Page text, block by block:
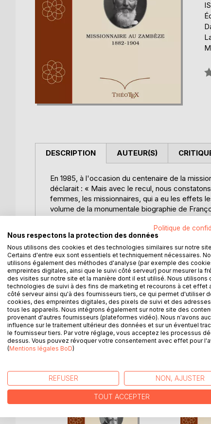
DESCRIPTION
En 1985, à l'occasion du centenaire de la
déclarait : « Mais avec le recul, nous
femmes, les missionnaires, qui a eu les effets
volume de la monumentale biographie de
conditions particulièrement difficiles dans
dernier retour en Europe, avant de repartir
dernier écrivait quelques jours plus tard, dans
rendre V. A. attentive au magnifique ouvrage
sur l'oeuvre missionnaire accomplie au
testament de Livingstone, mourant à genoux,
sent humilié, au milieu du bien-être dont on
notre civilisation, quand l'on compare sa vie à
journalier ! » Cette édition ThéoTeX reproduit
AUTEUR(S)
D’AUTRES TITRES À
Politique de
Nous respectons la protection des données
Nous utilisons des cookies et des technologies similaires sur notre
Certains d'entre eux sont essentiels et techniquement nécessaires.
utilisons également des méthodes d'analyse (par exemple des
empreintes digitales, ainsi que le suivi côté serveur) pour mesurer la
des visites sur notre site et la manière dont il est utilisé. Nous utilisons
technologies de suivi à des fins de marketing et recourons à cet effet
côté serveur ainsi qu'à des fournisseurs tiers, ce qui permet d'utiliser
cookies, des empreintes digitales, des pixels de suivi et des adresses
tous les appareils. Nous intégrons également sur notre site des
provenant d'autres fournisseurs (plateformes vidéo). Nous n'avons
influence sur le traitement ultérieur des données et sur un éventuel
le fournisseur tiers. Par votre réglage, vous acceptez les processus
dessus. Vous pouvez révoquer votre consentement avec effet pour
(Mentions légales BoD)
REFUSER NON, AJUSTER
TOUT ACCEPTER